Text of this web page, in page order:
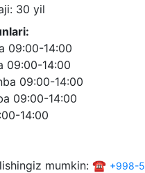
30 yil
09:00-14:00
09:00-14:00
09:00-14:00
09:00-14:00
14:00
mumkin: ☎️ +998-